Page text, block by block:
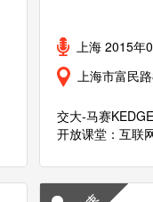
上海 2015年
上海市富民
交大-马赛
开放课堂：互联